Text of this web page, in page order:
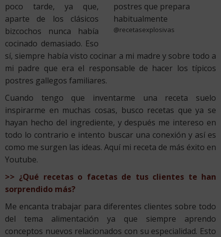
@recetasexplosivas
poco tarde, ya que,
aparte de los clásicos
bizcochos nunca había
cocinado demasiado. Eso
sí, siempre había visto cocinar a mi madre y sobre todo a
mi padre que era el responsable de hacer los típicos
postres gallegos familiares.
Cuando tengo que inventarme una receta suelo
inspirarme en muchas cosas, busco recetas que ya se
hayan hecho del ingrediente, y después me intereso en
todo lo contrario e intento buscar una conexión y así es
como me surgen las ideas. Aquí mi receta de más éxito en
Youtube.
>> ¿Qué recetas o facetas de tus clientes te han
sorprendido más?
Me encanta trabajar para diferentes clientes sobre todo
del tema alimentación ya que siempre aprendo
conceptos nuevos relacionados con su especialidad. Esto